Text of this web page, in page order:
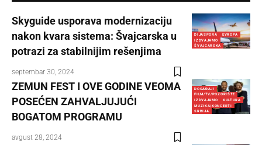
DIJASPORA
EVROPA
IZDVAJAMO
ŠVAJCARSKA
Skyguide usporava modernizaciju
nakon kvara sistema: Švajcarska u
potrazi za stabilnijim rešenjima
septembar 30, 2024
DOGAĐAJI
FILM/TV/POZORIŠTE
IZDVAJAMO
KULTURA
MUZIKA/KONCERTI
SRBIJA
ZEMUN FEST I OVE GODINE VEOMA
POSEĆEN ZAHVALJUJUĆI
BOGATOM PROGRAMU
avgust 28, 2024